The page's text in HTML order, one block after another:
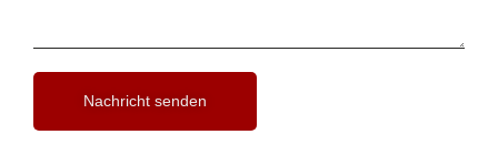
Nachricht senden